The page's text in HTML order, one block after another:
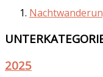
2025